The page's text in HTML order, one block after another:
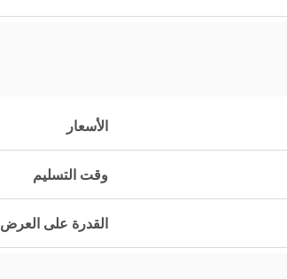
الأسعار
وقت التسليم
القدرة على العرض